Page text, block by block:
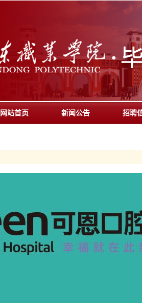
网站首页 新闻公告 招聘